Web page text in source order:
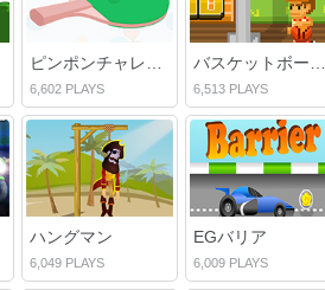
6,602 PLAYS 6,513 PLAYS
ハングマン
6,049 PLAYS
EGバリア
6,009 PLAYS